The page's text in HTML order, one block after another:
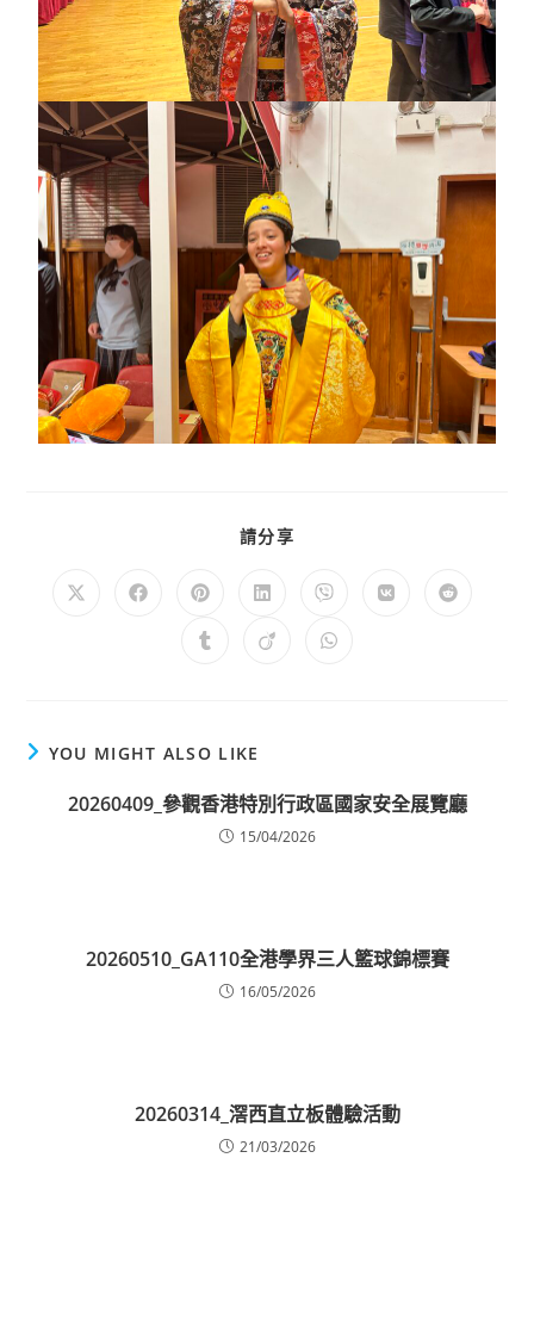
請分享
YOU MIGHT ALSO LIKE
20260409_參觀香港特別行政區國家安全展覽廳
15/04/2026
20260510_GA110全港學界三人籃球錦標賽
16/05/2026
20260314_滘西直立板體驗活動
21/03/2026